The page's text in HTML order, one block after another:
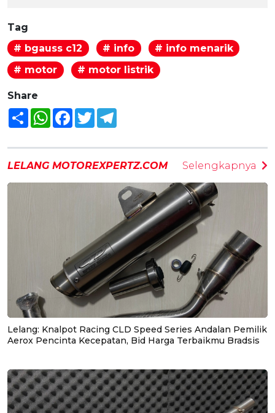
Tag
# bgauss c12
# info
# info menarik
# motor
# motor listrik
Share
Share WhatsAppFacebook
Twitter
LELANG MOTOREXPERTZ.COM Selengkapnya
Lelang: Knalpot Racing CLD Speed Series Andalan Pemilik
Aerox Pencinta Kecepatan, Bid Harga Terbaikmu Bradsis